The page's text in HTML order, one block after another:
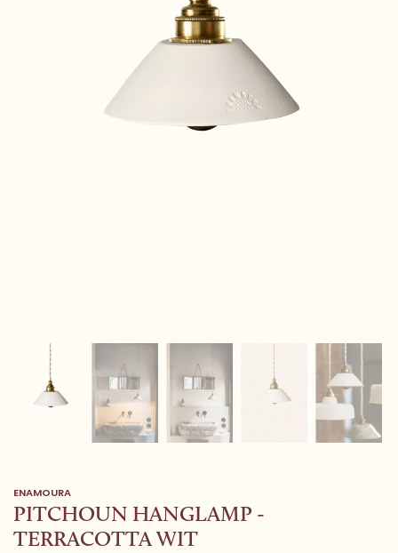
ENAMOURA
PITCHOUN HANGLAMP -
TERRACOTTA WIT